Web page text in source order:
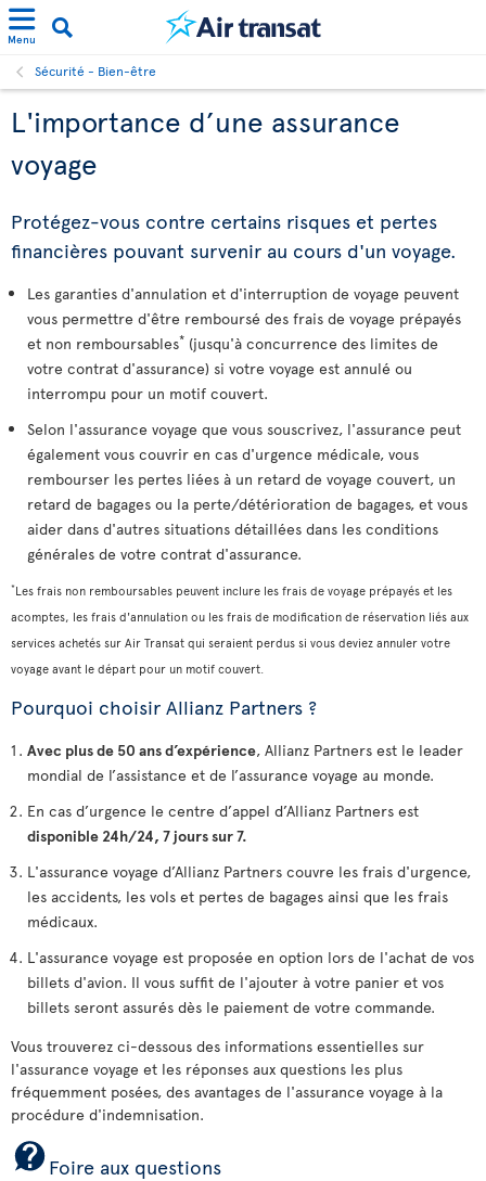
Menu
Sécurité - Bien-être
L'importance d’une assurance
voyage
Protégez-vous contre certains risques et pertes
financières pouvant survenir au cours d'un voyage.
Les garanties d'annulation et d'interruption de voyage peuvent
vous permettre d'être remboursé des frais de voyage prépayés
et non remboursables* (jusqu'à concurrence des limites de
votre contrat d'assurance) si votre voyage est annulé ou
interrompu pour un motif couvert.
Selon l'assurance voyage que vous souscrivez, l'assurance peut
également vous couvrir en cas d'urgence médicale, vous
rembourser les pertes liées à un retard de voyage couvert, un
retard de bagages ou la perte/détérioration de bagages, et vous
aider dans d'autres situations détaillées dans les conditions
générales de votre contrat d'assurance.
*Les frais non remboursables peuvent inclure les frais de voyage prépayés et les
acomptes, les frais d'annulation ou les frais de modification de réservation liés aux
services achetés sur Air Transat qui seraient perdus si vous deviez annuler votre
voyage avant le départ pour un motif couvert.
Pourquoi choisir Allianz Partners ?
Avec plus de 50 ans d’expérience, Allianz Partners est le leader
mondial de l’assistance et de l’assurance voyage au monde.
En cas d’urgence le centre d’appel d’Allianz Partners est
disponible 24h/24, 7 jours sur 7.
L'assurance voyage d’Allianz Partners couvre les frais d'urgence,
les accidents, les vols et pertes de bagages ainsi que les frais
médicaux.
L'assurance voyage est proposée en option lors de l'achat de vos
billets d'avion. Il vous suffit de l'ajouter à votre panier et vos
billets seront assurés dès le paiement de votre commande.
Vous trouverez ci-dessous des informations essentielles sur
l'assurance voyage et les réponses aux questions les plus
fréquemment posées, des avantages de l'assurance voyage à la
procédure d'indemnisation.
Foire aux questions